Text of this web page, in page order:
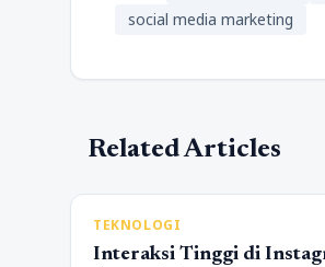
social media marketing
Related Articles
TEKNOLOGI
Interaksi Tinggi di